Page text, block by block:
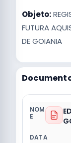
Objeto:
FUTURA
DE GOIANIA